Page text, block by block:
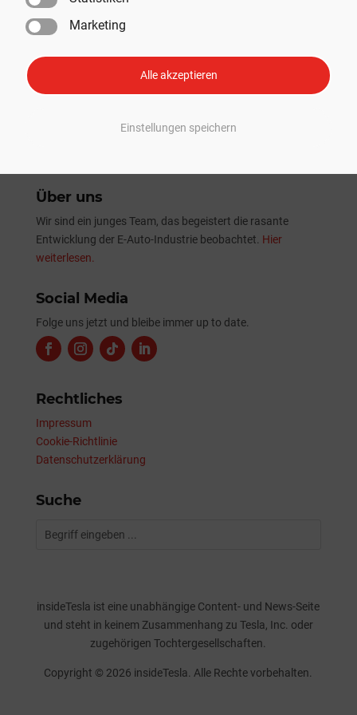
Marketing
Alle akzeptieren
Einstellungen speichern
SpaceX absolviert erfolgreich 13. Starship-Testflug mit
erster Nutzlast-Beförderung
Verbesserungen im Überblick
Über uns
Wir sind ein junges Team, das begeistert die rasante
Entwicklung der E-Auto-Industrie beobachtet. Hier
weiterlesen.
Social Media
Folge uns jetzt und bleibe immer up to date.
Rechtliches
Impressum
Cookie-Richtlinie
Datenschutzerklärung
Suche
insideTesla ist eine unabhängige Content- und News-Seite
und steht in keinem Zusammenhang zu Tesla, Inc. oder
zugehörigen Tochtergesellschaften.
Copyright © 2026 insideTesla. Alle Rechte vorbehalten.